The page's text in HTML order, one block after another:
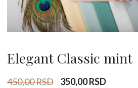
Elegant Classic mint
450,00RSD
Originalna
350,00RSDTrenutna